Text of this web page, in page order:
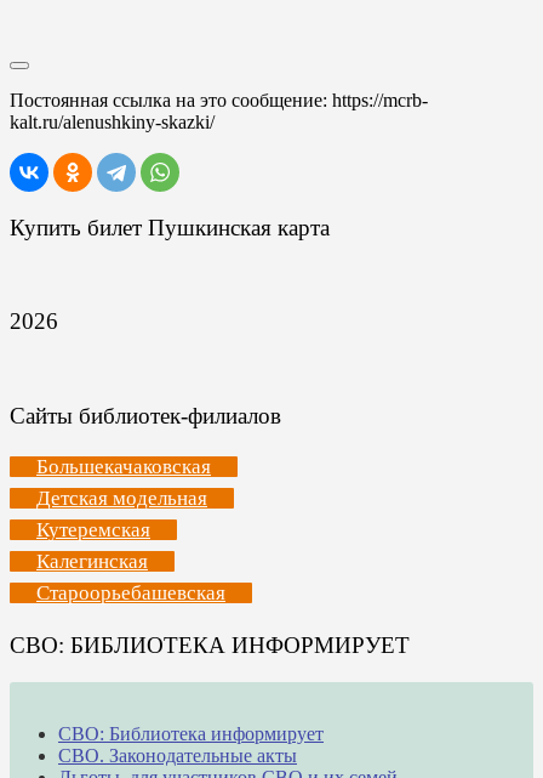
Постоянная ссылка на это сообщение: https://mcrb-
kalt.ru/alenushkiny-skazki/
Купить билет Пушкинская карта
2026
Сайты библиотек-филиалов
Большекачаковская
Детская модельная
Кутеремская
Калегинская
Староорьебашевская
СВО: БИБЛИОТЕКА ИНФОРМИРУЕТ
СВО: Библиотека информирует
СВО. Законодательные акты